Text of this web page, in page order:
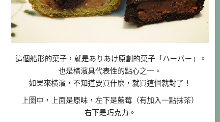
這個船形的菓子，就是ありあけ原創的菓子「ハーバー」。
也是橫濱具代表性的點心之一。
如果來橫濱，不知道要買什麼，就買這個就對了！
上圖中，上面是原味，左下是藍莓（有加入一點抹茶）
右下是巧克力。